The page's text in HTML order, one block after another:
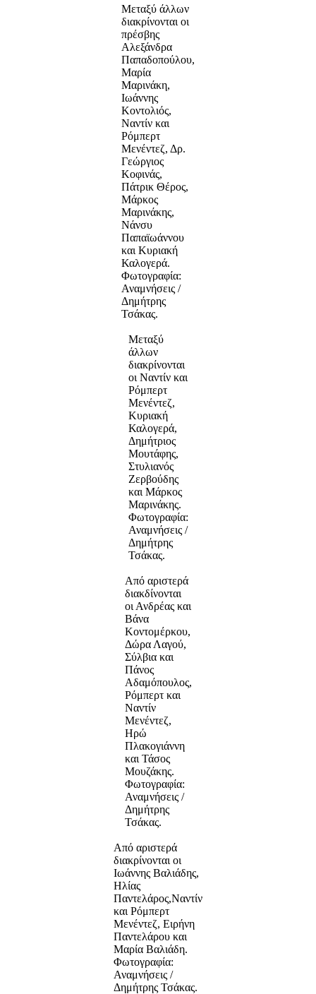
Μεταξύ άλλων
διακρίνονται οι
πρέσβης
Αλεξάνδρα
Παπαδοπούλου,
Μαρία
Μαρινάκη,
Ιωάννης
Κοντολιός,
Ναντίν και
Ρόμπερτ
Μενέντεζ, Δρ.
Γεώργιος
Κοφινάς,
Πάτρικ Θέρος,
Μάρκος
Μαρινάκης,
Νάνσυ
Παπαϊωάννου
και Κυριακή
Καλογερά.
Φωτογραφία:
Αναμνήσεις /
Δημήτρης
Τσάκας.
Μεταξύ
άλλων
διακρίνονται
οι Ναντίν και
Ρόμπερτ
Μενέντεζ,
Κυριακή
Καλογερά,
Δημήτριος
Μουτάφης,
Στυλιανός
Ζερβούδης
και Μάρκος
Μαρινάκης.
Φωτογραφία:
Αναμνήσεις /
Δημήτρης
Τσάκας.
Από αριστερά
διακδίνονται
οι Ανδρέας και
Βάνα
Κοντομέρκου,
Δώρα Λαγού,
Σύλβια και
Πάνος
Αδαμόπουλος,
Ρόμπερτ και
Ναντίν
Μενέντεζ,
Ηρώ
Πλακογιάννη
και Τάσος
Μουζάκης.
Φωτογραφία:
Αναμνήσεις /
Δημήτρης
Τσάκας.
Από αριστερά
διακρίνονται οι
Ιωάννης Βαλιάδης,
Ηλίας
Παντελάρος,Ναντίν
και Ρόμπερτ
Μενέντεζ, Ειρήνη
Παντελάρου και
Μαρία Βαλιάδη.
Φωτογραφία:
Αναμνήσεις /
Δημήτρης Τσάκας.